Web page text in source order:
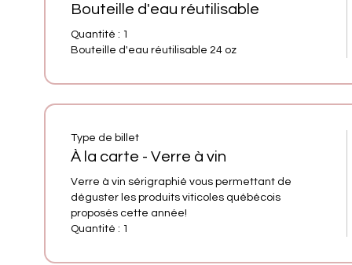
Bouteille d'eau réutilisable
Quantité : 1
Type de billet
À la carte - Verre à vin
Verre à vin sérigraphié vous permettant de
déguster les produits viticoles québécois
proposés cette année!
Quantité : 1